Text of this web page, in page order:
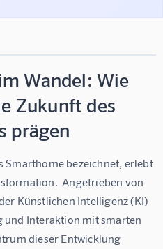
Wandel: Wie
Zukunft des
prägen
Smarthome bezeichnet, erlebt
Angetrieben von
Künstlichen Intelligenz (KI)
und Interaktion mit smarten
dieser Entwicklung